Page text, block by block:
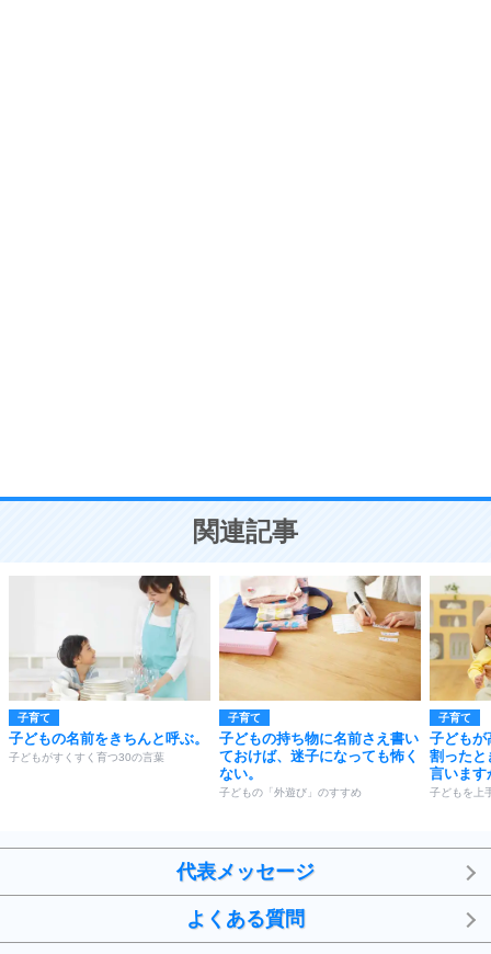
ことが大切。
関連記事
子育て
子どもの名前をきちんと呼ぶ。
子どもがすくすく育つ30の言葉
子育て
子どもの持ち物に名前さえ書い
ておけば、迷子になっても怖く
ない。
子どもの「外遊び」のすすめ
子育て
子どもが
割ったと
言います
子どもを上
代表メッセージ
よくある質問